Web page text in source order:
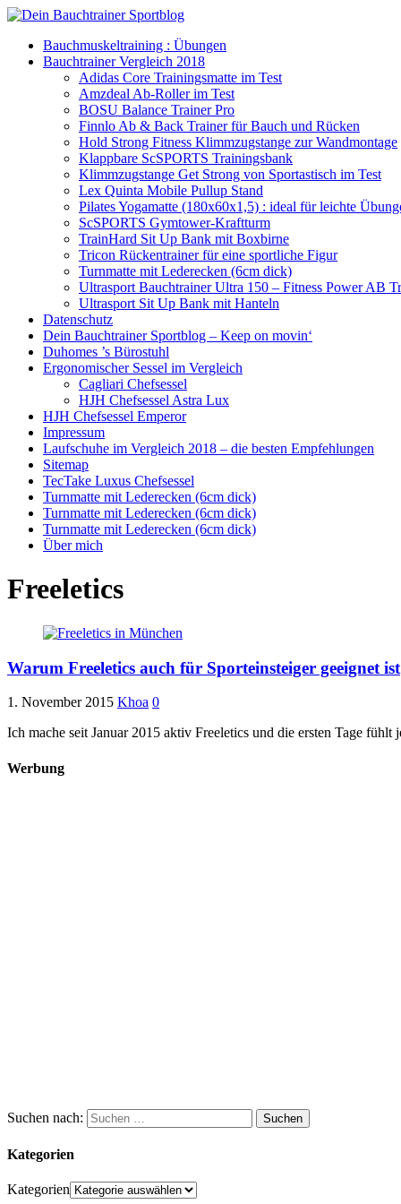
Bauchmuskeltraining : Übungen
Bauchtrainer Vergleich 2018
Adidas Core Trainingsmatte im Test
Amzdeal Ab-Roller im Test
BOSU Balance Trainer Pro
Finnlo Ab & Back Trainer für Bauch und Rücken
Hold Strong Fitness Klimmzugstange zur Wandmontage
Klappbare ScSPORTS Trainingsbank
Klimmzugstange Get Strong von Sportastisch im Test
Lex Quinta Mobile Pullup Stand
Pilates Yogamatte (180x60x1,5) : ideal für leichte
ScSPORTS Gymtower-Kraftturm
TrainHard Sit Up Bank mit Boxbirne
Tricon Rückentrainer für eine sportliche Figur
Turnmatte mit Lederecken (6cm dick)
Ultrasport Bauchtrainer Ultra 150 – Fitness Power AB
Ultrasport Sit Up Bank mit Hanteln
Datenschutz
Dein Bauchtrainer Sportblog – Keep on movin‘
Duhomes ’s Bürostuhl
Ergonomischer Sessel im Vergleich
Cagliari Chefsessel
HJH Chefsessel Astra Lux
HJH Chefsessel Emperor
Impressum
Laufschuhe im Vergleich 2018 – die besten Empfehlungen
Sitemap
TecTake Luxus Chefsessel
Turnmatte mit Lederecken (6cm dick)
Turnmatte mit Lederecken (6cm dick)
Turnmatte mit Lederecken (6cm dick)
Über mich
Freeletics
Warum Freeletics auch für Sporteinsteiger geeignet ist
1. November 2015 Khoa 0
Ich mache seit Januar 2015 aktiv Freeletics und die ersten Tage
Werbung
Suchen nach:
Kategorien
Kategorien